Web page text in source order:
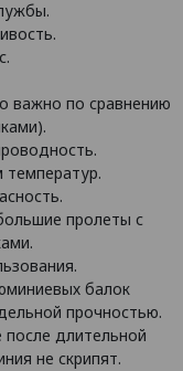
важно по сравнению
температур.
пролеты с
балок
прочностью.
длительной
не скрипят.